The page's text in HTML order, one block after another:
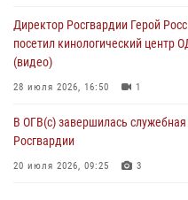
06 августа 2026, 08:18
Директор Росгвардии Герой
посетил кинологический
(видео)
28 июля 2026, 16:50 1
В ОГВ(с) завершилась
Росгвардии
20 июля 2026, 09:25 3